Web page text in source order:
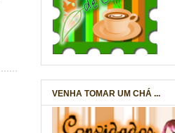
VENHA TOMAR UM CHÁ ...